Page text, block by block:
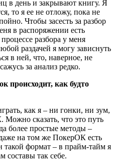
в день и закрывают книгу. Я
то я ее не отложу, пока не
Чтобы засесть за разбор
в распоряжении есть
разбора у меня
раздачей я могу зависнуть
в ней, что, наверное, не
за анализ редко.
происходит, как будто
как я – ни гонки, ни зум,
сказать, что это путь
более простые методы –
на том же ПокерОК есть
формат – в прайм-тайм я
составы так себе.